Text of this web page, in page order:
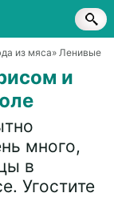
из мяса» Ленивые
и
много,
в
Угостите